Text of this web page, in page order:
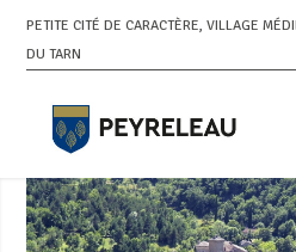
PETITE CITÉ DE CARACTÈRE, VILLAGE
DU TARN